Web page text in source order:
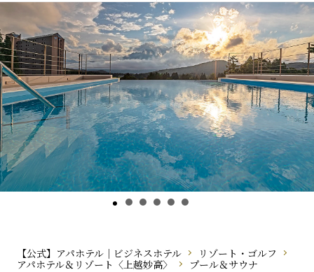
【公式】アパホテル｜ビジネスホテル
リゾート・ゴルフ
アパホテル＆リゾート〈上越妙高〉
プール＆サウナ